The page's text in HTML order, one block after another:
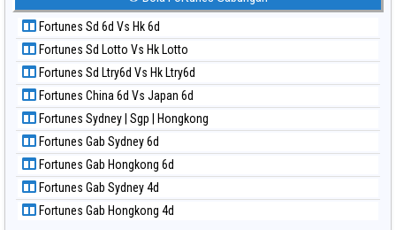
Paito Harian Kuda Lari
Paito Harian Magnum Cambodia
Paito Harian Nagoya
Paito Harian New York Midday
Paito Harian North Carolina Day
Paito Harian Pcso
Paito Harian Pennsylvania Day
Paito Harian Sao Paulo
Paito Harian Singapore
Paito Harian Sydney
Fortunes Sd 6d Vs Hk 6d
Fortunes Sd Lotto Vs Hk Lotto
Fortunes Sd Ltry6d Vs Hk Ltry6d
Fortunes China 6d Vs Japan 6d
Fortunes Sydney | Sgp | Hongkong
Fortunes Gab Sydney 6d
Fortunes Gab Hongkong 6d
Fortunes Gab Sydney 4d
Fortunes Gab Hongkong 4d